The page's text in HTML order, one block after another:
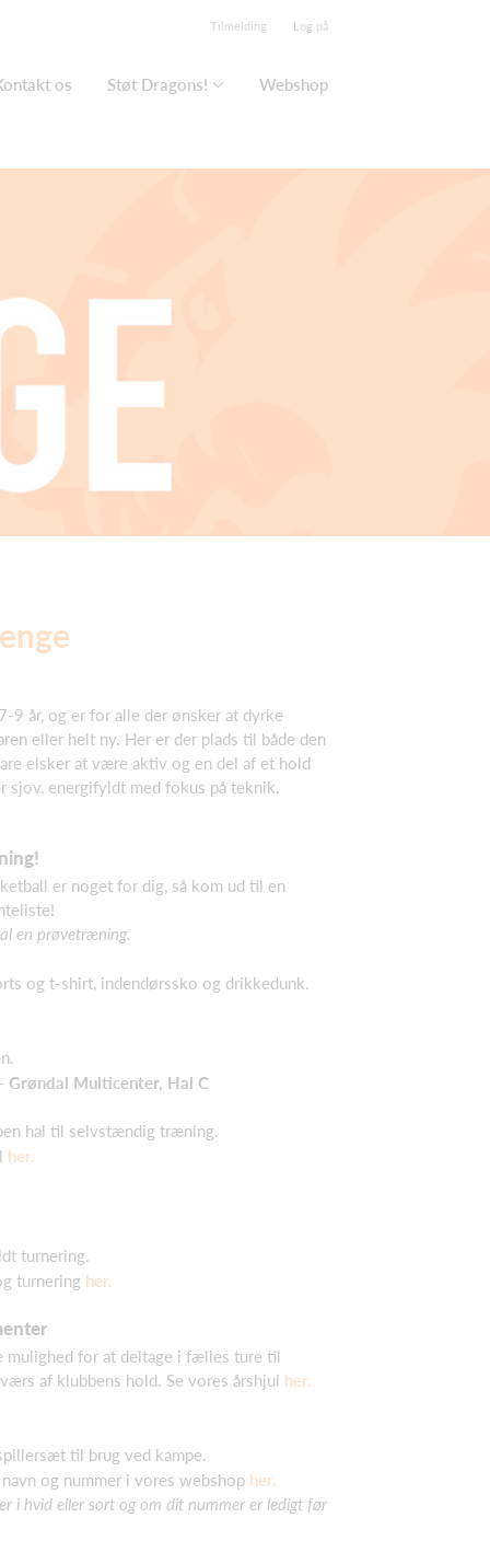
Tilmelding Log på
os Støt Dragons! Webshop
9 år, og er for alle der ønsker at dyrke
eller helt ny. Her er der plads til både den
elsker at være aktiv og en del af et hold
sjov, energifyldt med fokus på teknik,
er noget for dig, så kom ud til en
en prøvetræning.
og t-shirt, indendørssko og drikkedunk.
Grøndal Multicenter, Hal C
hal til selvstændig træning.
her.
turnering.
turnering her.
for at deltage i fælles ture til
af klubbens hold. Se vores årshjul her.
til brug ved kampe.
og nummer i vores webshop her.
i hvid eller sort og om dit nummer er ledigt før